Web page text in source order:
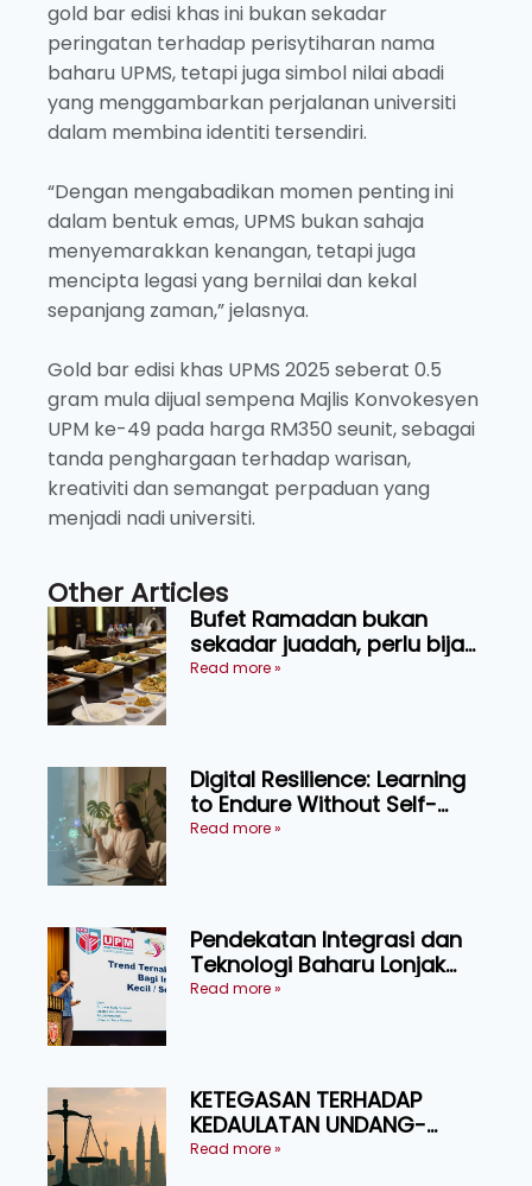
gold bar edisi khas ini bukan sekadar
peringatan terhadap perisytiharan nama
baharu UPMS, tetapi juga simbol nilai abadi
yang menggambarkan perjalanan universiti
dalam membina identiti tersendiri.
“Dengan mengabadikan momen penting ini
dalam bentuk emas, UPMS bukan sahaja
menyemarakkan kenangan, tetapi juga
mencipta legasi yang bernilai dan kekal
sepanjang zaman,” jelasnya.
Gold bar edisi khas UPMS 2025 seberat 0.5
gram mula dijual sempena Majlis Konvokesyen
UPM ke-49 pada harga RM350 seunit, sebagai
tanda penghargaan terhadap warisan,
kreativiti dan semangat perpaduan yang
menjadi nadi universiti.
Other Articles
Bufet Ramadan bukan
sekadar juadah, perlu bijak
memilih dan selamat
Read more »
Digital Resilience: Learning
to Endure Without Self-
Pressure
Read more »
Pendekatan Integrasi dan
Teknologi Baharu Lonjak
Produktiviti Ternakan
Read more »
KETEGASAN TERHADAP
KEDAULATAN UNDANG-
UNDANG ASAS KEPADA
Read more »